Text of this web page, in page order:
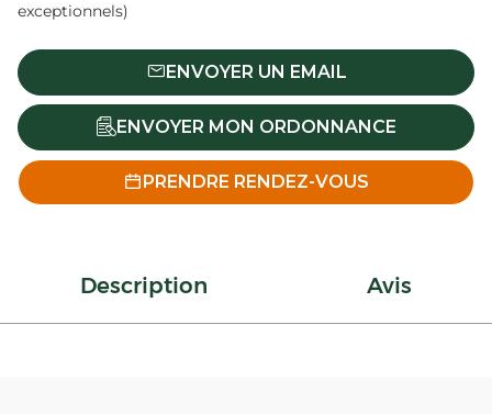
exceptionnels)
ENVOYER UN EMAIL
ENVOYER MON ORDONNANCE
PRENDRE RENDEZ-VOUS
Description Avis